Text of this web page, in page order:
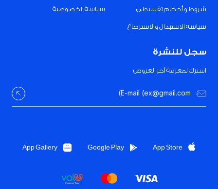
شروط و أحكام تقسيطي سياسة الخصوصية
سياسة الاستبدال والاسترجاع
سجل للنشرة
اشترك لمعرفة أخر العروض
App Store
Google Play
App Gallery